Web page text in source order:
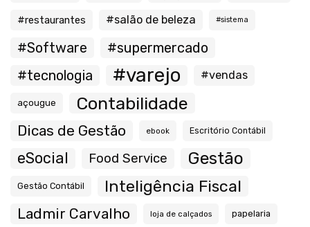
#restaurantes #salão de beleza #sistema
#Software
#supermercado
#tecnologia
#varejo #vendas
açougue Contabilidade
Dicas de Gestão ebook Escritório Contábil
eSocial Food Service Gestão
Gestão Contábil Inteligência Fiscal
Ladmir Carvalho loja de calçados papelaria